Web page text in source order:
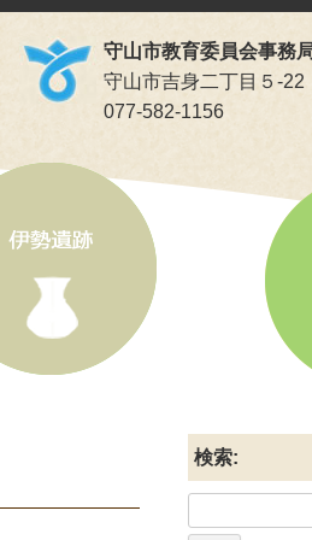
守山市教育委員会事務
守山市吉身二丁目５-22
077-582-1156
検索: